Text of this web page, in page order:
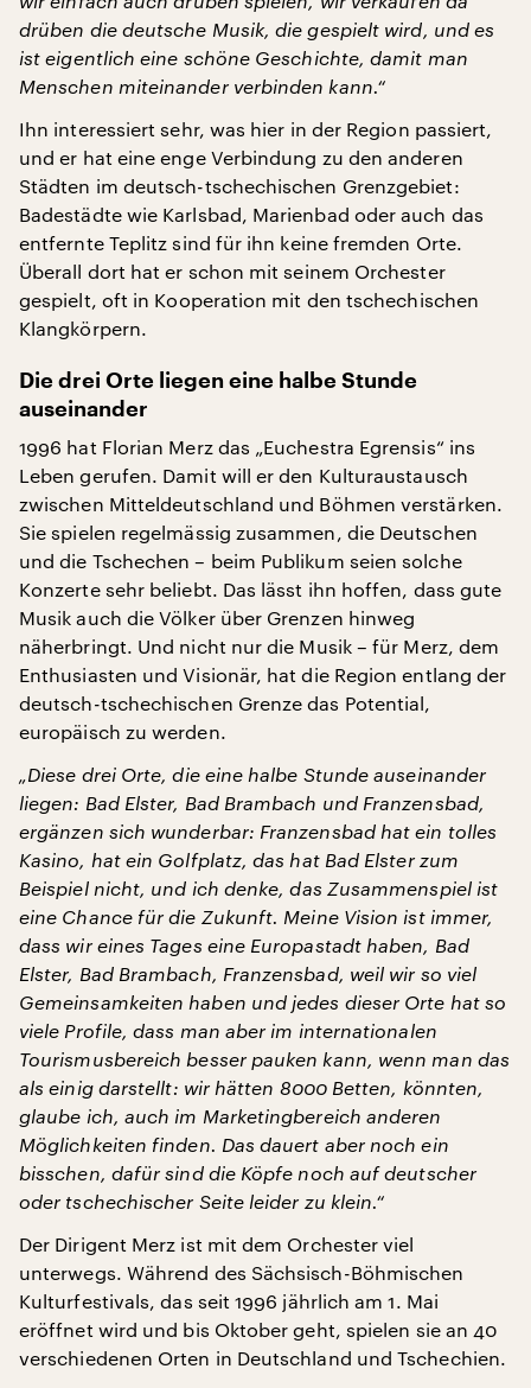
drüben die deutsche Musik, die gespielt wird, und es
ist eigentlich eine schöne Geschichte, damit man
Menschen miteinander verbinden kann.“
Ihn interessiert sehr, was hier in der Region passiert,
und er hat eine enge Verbindung zu den anderen
Städten im deutsch-tschechischen Grenzgebiet:
Badestädte wie Karlsbad, Marienbad oder auch das
entfernte Teplitz sind für ihn keine fremden Orte.
Überall dort hat er schon mit seinem Orchester
gespielt, oft in Kooperation mit den tschechischen
Klangkörpern.
Die drei Orte liegen eine halbe Stunde
auseinander
1996 hat Florian Merz das „Euchestra Egrensis“ ins
Leben gerufen. Damit will er den Kulturaustausch
zwischen Mitteldeutschland und Böhmen verstärken.
Sie spielen regelmässig zusammen, die Deutschen
und die Tschechen – beim Publikum seien solche
Konzerte sehr beliebt. Das lässt ihn hoffen, dass gute
Musik auch die Völker über Grenzen hinweg
näherbringt. Und nicht nur die Musik – für Merz, dem
Enthusiasten und Visionär, hat die Region entlang der
deutsch-tschechischen Grenze das Potential,
europäisch zu werden.
„Diese drei Orte, die eine halbe Stunde auseinander
liegen: Bad Elster, Bad Brambach und Franzensbad,
ergänzen sich wunderbar: Franzensbad hat ein tolles
Kasino, hat ein Golfplatz, das hat Bad Elster zum
Beispiel nicht, und ich denke, das Zusammenspiel ist
eine Chance für die Zukunft. Meine Vision ist immer,
dass wir eines Tages eine Europastadt haben, Bad
Elster, Bad Brambach, Franzensbad, weil wir so viel
Gemeinsamkeiten haben und jedes dieser Orte hat so
viele Profile, dass man aber im internationalen
Tourismusbereich besser pauken kann, wenn man das
als einig darstellt: wir hätten 8000 Betten, könnten,
glaube ich, auch im Marketingbereich anderen
Möglichkeiten finden. Das dauert aber noch ein
bisschen, dafür sind die Köpfe noch auf deutscher
oder tschechischer Seite leider zu klein.“
Der Dirigent Merz ist mit dem Orchester viel
unterwegs. Während des Sächsisch-Böhmischen
Kulturfestivals, das seit 1996 jährlich am 1. Mai
eröffnet wird und bis Oktober geht, spielen sie an 40
verschiedenen Orten in Deutschland und Tschechien.